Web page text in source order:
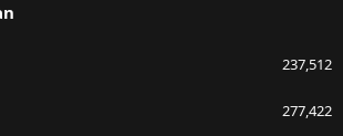
237,512
277,422